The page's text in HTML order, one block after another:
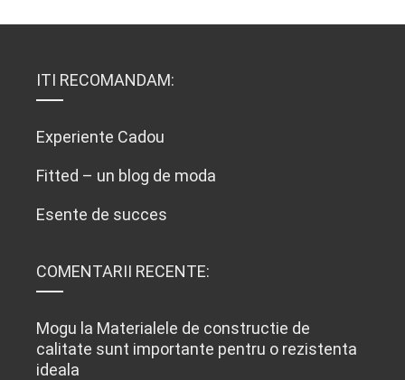
ITI RECOMANDAM:
Experiente Cadou
Fitted – un blog de moda
Esente de succes
COMENTARII RECENTE:
Mogu la Materialele de constructie de
calitate sunt importante pentru o rezistenta
ideala